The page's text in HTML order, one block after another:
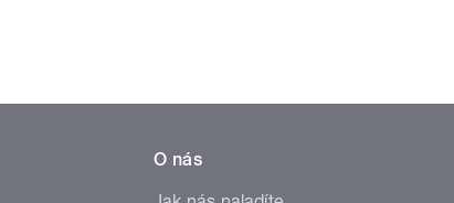
O nás